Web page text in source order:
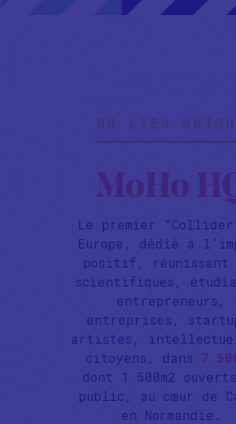
UN LIEU
MoHo
Le premier
Europe, dédié à
positif, réunissant
scientifiques,
entrepreneurs,
entreprises,
artistes,
citoyens, dans 7
dont 1 500m2
public, au cœur de
en Normandie.